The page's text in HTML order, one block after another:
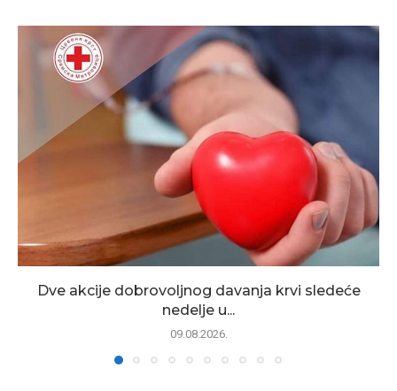
Dve akcije dobrovoljnog davanja krvi sledeće
nedelje u...
09.08.2026.